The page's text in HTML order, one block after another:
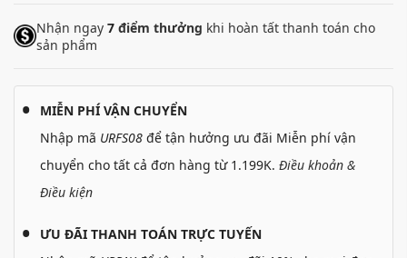
Nhận ngay 7 điểm thưởng khi hoàn tất thanh toán cho
sản phẩm
MIỄN PHÍ VẬN CHUYỂN
Nhập mã URFS08 để tận hưởng ưu đãi Miễn phí vận
chuyển cho tất cả đơn hàng từ 1.199K. Điều khoản &
Điều kiện
ƯU ĐÃI THANH TOÁN TRỰC TUYẾN